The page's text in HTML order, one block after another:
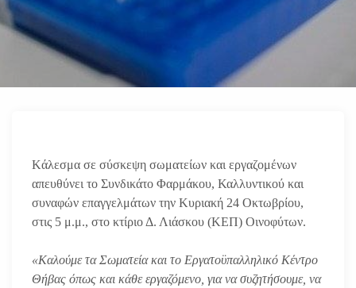
Kάλεσμα σε σύσκεψη σωματείων και εργαζομένων
απευθύνει το Συνδικάτο Φαρμάκου, Καλλυντικού και
συναφών επαγγελμάτων την Κυριακή 24 Οκτωβρίου,
στις 5 μ.μ., στο κτίριο Δ. Λιάσκου (ΚΕΠ) Οινοφύτων.
«Καλούμε τα Σωματεία και το Εργατοϋπαλληλικό Κέντρο
Θήβας όπως και κάθε εργαζόμενο, για να συζητήσουμε, να